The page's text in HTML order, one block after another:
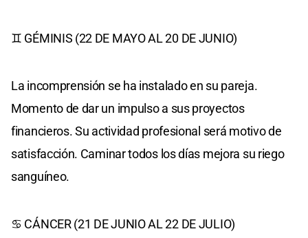
♊ GÉMINIS (22 DE MAYO AL 20 DE JUNIO)
La incomprensión se ha instalado en su pareja.
Momento de dar un impulso a sus proyectos
financieros. Su actividad profesional será motivo de
satisfacción. Caminar todos los días mejora su riego
sanguíneo.
♋ CÁNCER (21 DE JUNIO AL 22 DE JULIO)